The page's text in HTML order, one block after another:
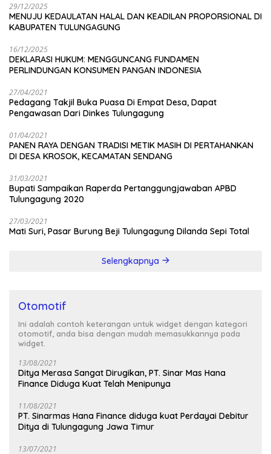
29/12/2025
MENUJU KEDAULATAN HALAL DAN KEADILAN PROPORSIONAL DI
KABUPATEN TULUNGAGUNG
16/12/2025
DEKLARASI HUKUM: MENGGUNCANG FUNDAMEN
PERLINDUNGAN KONSUMEN PANGAN INDONESIA
27/04/2021
Pedagang Takjil Buka Puasa Di Empat Desa, Dapat
Pengawasan Dari Dinkes Tulungagung
01/04/2021
PANEN RAYA DENGAN TRADISI METIK MASIH DI PERTAHANKAN
DI DESA KROSOK, KECAMATAN SENDANG
31/03/2021
Bupati Sampaikan Raperda Pertanggungjawaban APBD
Tulungagung 2020
27/03/2021
Mati Suri, Pasar Burung Beji Tulungagung Dilanda Sepi Total
Selengkapnya
Otomotif
Ini adalah contoh keterangan untuk widget dengan kategori
otomotif, anda bisa dengan mudah memasukkannya pada
widget.
13/08/2021
Ditya Merasa Sangat Dirugikan, PT. Sinar Mas Hana
Finance Diduga Kuat Telah Menipunya
11/08/2021
PT. Sinarmas Hana Finance diduga kuat Perdayai Debitur
Ditya di Tulungagung Jawa Timur
13/07/2021